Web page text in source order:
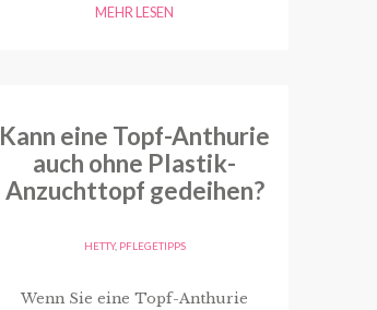
MEHR LESEN
Kann eine Topf-Anthurie
auch ohne Plastik-
Anzuchttopf gedeihen?
HETTY, PFLEGETIPPS
Wenn Sie eine Topf-Anthurie